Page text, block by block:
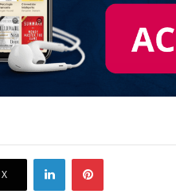
X
LinkedinPinterest